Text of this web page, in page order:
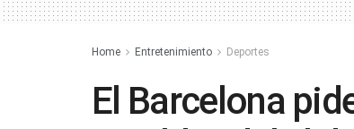
Home Entretenimiento Deportes
El Barcelona